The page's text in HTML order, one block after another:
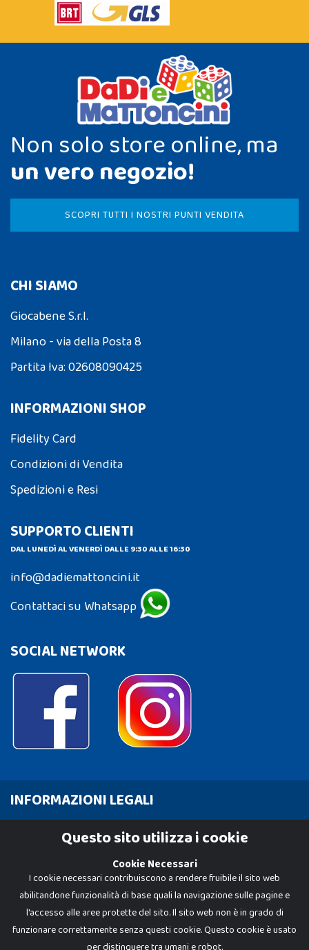
Non solo store online, ma
un vero negozio!
SCOPRI TUTTI I NOSTRI PUNTI VENDITA
CHI SIAMO
Giocabene S.r.l.
Milano - via della Posta 8
Partita Iva: 02608090425
INFORMAZIONI SHOP
Fidelity Card
Condizioni di Vendita
Spedizioni e Resi
SUPPORTO CLIENTI
DAL LUNEDÌ AL VENERDÌ DALLE 9:30 ALLE 16:30
info@dadiemattoncini.it
Contattaci su Whatsapp
SOCIAL NETWORK
INFORMAZIONI LEGALI
Cookie PolicyQuesto sito utilizza i cookie
Cookie Necessari
I cookie necessari contribuiscono a rendere fruibile il sito web
abilitandone funzionalità di base quali la navigazione sulle pagine e
l'accesso alle aree protette del sito. Il sito web non è in grado di
funzionare correttamente senza questi cookie. Questo cookie è usato